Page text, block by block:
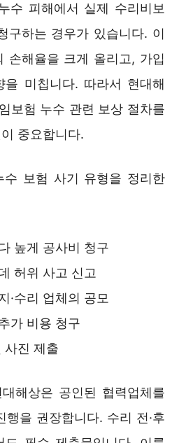
수 피해에서 실제 수리비보
구하는 경우가 있습니다. 이
손해율을 크게 올리고, 가입
을 미칩니다. 따라서 현대해
보험 누수 관련 보상 절차를
중요합니다.
수 보험 사기 유형을 정리한
높게 공사비 청구
허위 사고 신고
·수리 업체의 공모
가 비용 청구
사진 제출
해상은 공인된 협력업체를
행을 권장합니다. 수리 전·후